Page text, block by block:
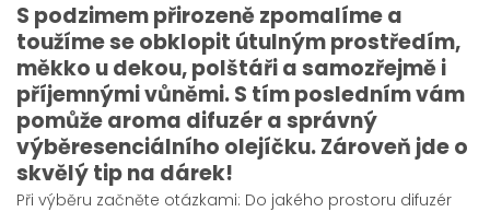
S podzimem přirozeně zpomalíme a
toužíme se obklopit útulným prostředím,
měkko u dekou, polštáři a samozřejmě i
příjemnými vůněmi. S tím posledním vám
pomůže aroma difuzér a správný
výběresenciálního olejíčku. Zároveň jde o
skvělý tip na dárek!
Při výběru začněte otázkami: Do jakého prostoru difuzér